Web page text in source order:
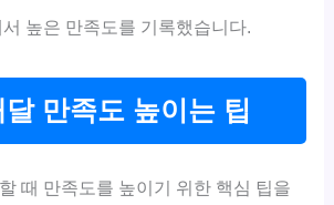
높은 만족도를 기록했습니다.
만족도 높이는 팁
때 만족도를 높이기 위한 핵심 팁을